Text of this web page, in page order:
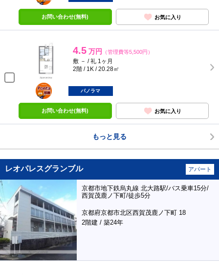
お問い合わせ(無料) お気に入り
4.5 万円 （管理費等5,500円）
敷 － / 礼 1ヶ月
2階 / 1K / 20.28㎡
ポンタ
部屋
パノラマ
お問い合わせ(無料) お気に入り
もっと見る
レオパレスグランブル アパート
京都市地下鉄烏丸線 北大路駅/バス乗車15分/
西賀茂鹿ノ下町/徒歩5分
京都府京都市北区西賀茂鹿ノ下町 18
2階建 / 築24年